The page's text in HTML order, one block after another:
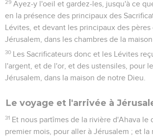
29 Ayez-y l'oeil et gardez-les, jusqu'à ce
en la présence des principaux des
Lévites, et devant les principaux des pères
Jérusalem, dans les chambres de la
30 Les Sacrificateurs donc et les Lévites
l'argent, et de l'or, et des ustensiles, pour
Jérusalem, dans la maison de notre Dieu.
Le voyage et l'arrivée à
31 Et nous partîmes de la rivière d'Ahava le
premier mois, pour aller à Jérusalem ; et la